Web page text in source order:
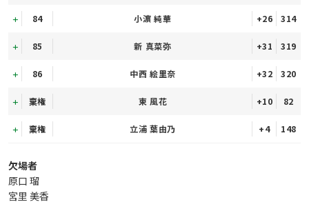
84 小濵 純華 +26 314
85 新 真菜弥 +31 319
86 中西 絵里奈 +32 320
棄権 東 風花 +10 82
棄権 立浦 葉由乃 +4 148
欠場者
原口 瑠
宮里 美香